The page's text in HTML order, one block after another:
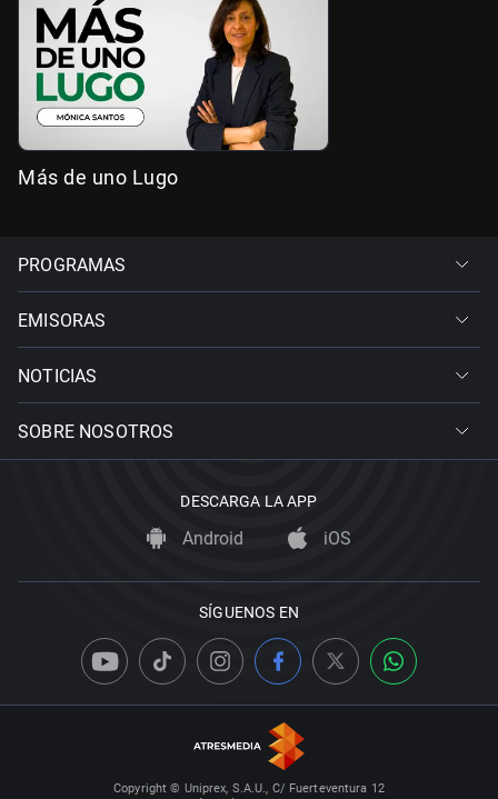
Más de uno Lugo
PROGRAMAS
EMISORAS
NOTICIAS
SOBRE NOSOTROS
DESCARGA LA APP
Android iOS
SÍGUENOS EN
Copyright © Uniprex, S.A.U., C/ Fuerteventura 12